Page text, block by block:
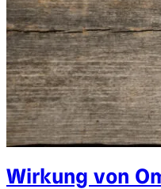
Wirkung von